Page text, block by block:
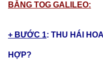
BẰNG TOG GALILEO:
+ BƯỚC 1: THU HÁI
HỢP?